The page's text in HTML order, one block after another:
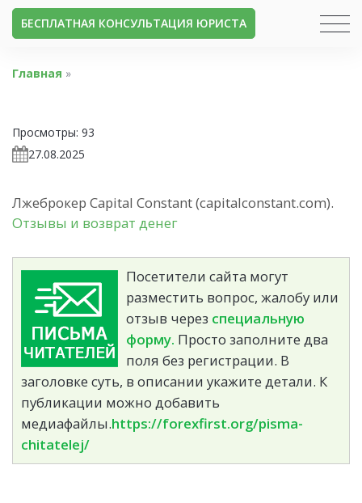
БЕСПЛАТНАЯ КОНСУЛЬТАЦИЯ ЮРИСТА
Главная »
Просмотры: 93
27.08.2025
Лжеброкер Capital Constant (capitalconstant.com).
Отзывы и возврат денег
Посетители сайта могут
разместить вопрос, жалобу или
отзыв через специальную
форму. Просто заполните два
поля без регистрации. В
заголовке суть, в описании укажите детали. К
публикации можно добавить
медиафайлы.https://forexfirst.org/pisma-
chitatelej/